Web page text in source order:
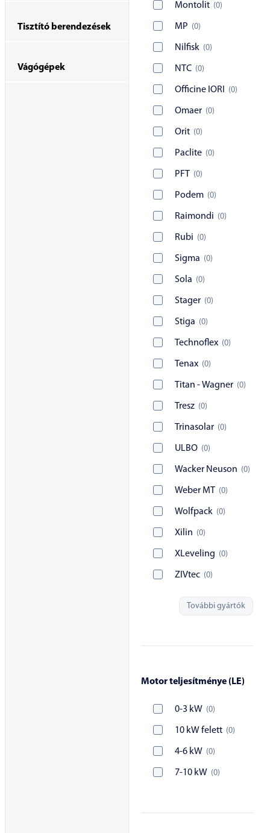
Montolit (0)
MP (0)
Nilfisk (0)
NTC (0)
Officine IORI (0)
Omaer (0)
Orit (0)
Paclite (0)
PFT (0)
Podem (0)
Raimondi (0)
Rubi (0)
Sigma (0)
Sola (0)
Stager (0)
Stiga (0)
Technoflex (0)
Tenax (0)
Titan - Wagner (0)
Tresz (0)
Trinasolar (0)
ULBO (0)
Wacker Neuson (0)
Weber MT (0)
Wolfpack (0)
Xilin (0)
XLeveling (0)
ZIVtec (0)
További gyártók
Motor teljesítménye (LE)
0-3 kW (0)
10 kW felett (0)
4-6 kW (0)
7-10 kW (0)
Tisztító berendezések
Vágógépek